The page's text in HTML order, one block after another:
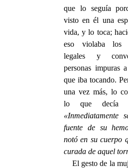
que lo seguía
visto en él una
vida, y lo toca;
eso violaba los
legales y
personas impuras
que iba tocando.
una vez más, lo
lo que decía
«Inmediatamente
fuente de su
notó en su cuerpo
curada de aquel
El gesto de la